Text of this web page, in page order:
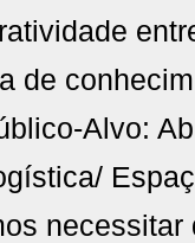
de
Alvo:
necessitar